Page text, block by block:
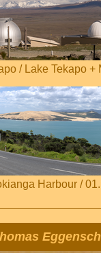
/ Lake Tekapo
Harbour /